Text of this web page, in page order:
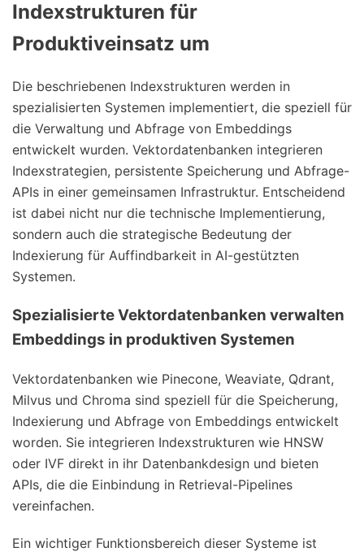
Indexstrukturen für
Produktiveinsatz um
Die beschriebenen Indexstrukturen werden in
spezialisierten Systemen implementiert, die speziell für
die Verwaltung und Abfrage von Embeddings
entwickelt wurden. Vektordatenbanken integrieren
Indexstrategien, persistente Speicherung und Abfrage-
APIs in einer gemeinsamen Infrastruktur. Entscheidend
ist dabei nicht nur die technische Implementierung,
sondern auch die strategische Bedeutung der
Indexierung für Auffindbarkeit in AI-gestützten
Systemen.
Spezialisierte Vektordatenbanken verwalten
Embeddings in produktiven Systemen
Vektordatenbanken wie Pinecone, Weaviate, Qdrant,
Milvus und Chroma sind speziell für die Speicherung,
Indexierung und Abfrage von Embeddings entwickelt
worden. Sie integrieren Indexstrukturen wie HNSW
oder IVF direkt in ihr Datenbankdesign und bieten
APIs, die die Einbindung in Retrieval-Pipelines
vereinfachen.
Ein wichtiger Funktionsbereich dieser Systeme ist